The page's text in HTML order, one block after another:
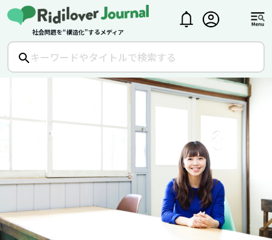
社会問題を“構造化”するメディア